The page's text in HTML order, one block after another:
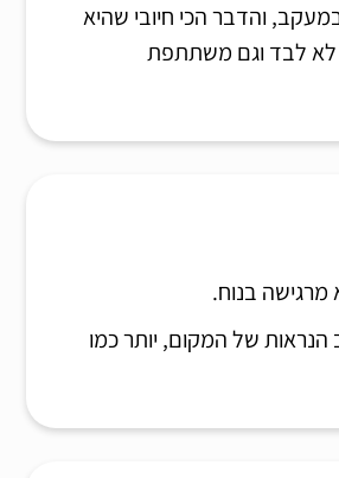
והדבר הכי חיובי שהיא
לא לבד וגם משתתפת
מרגישה בנוח.
של המקום, יותר כמו